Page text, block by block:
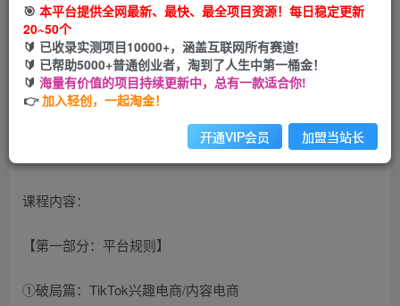
立即购买
您当前未登录！建议登陆后购买，可保存购买订单
课程内容：
【第一部分：平台规则】
①破局篇：TikTok兴趣电商/内容电商
🎯 本平台提供全网最新、最快、最全项目资源！每日稳定更新
20~50个
🔰 已收录实测项目10000+，涵盖互联网所有赛道!
🔰 已帮助5000+普通创业者，淘到了人生中第一桶金！
🔰 海量有价值的项目持续更新中，总有一款适合你!
👉加入轻创，一起淘金！
开通VIP会员 加盟当站长